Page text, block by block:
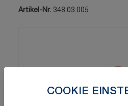
COOKIE
Artikel-Nr. 348.03.005